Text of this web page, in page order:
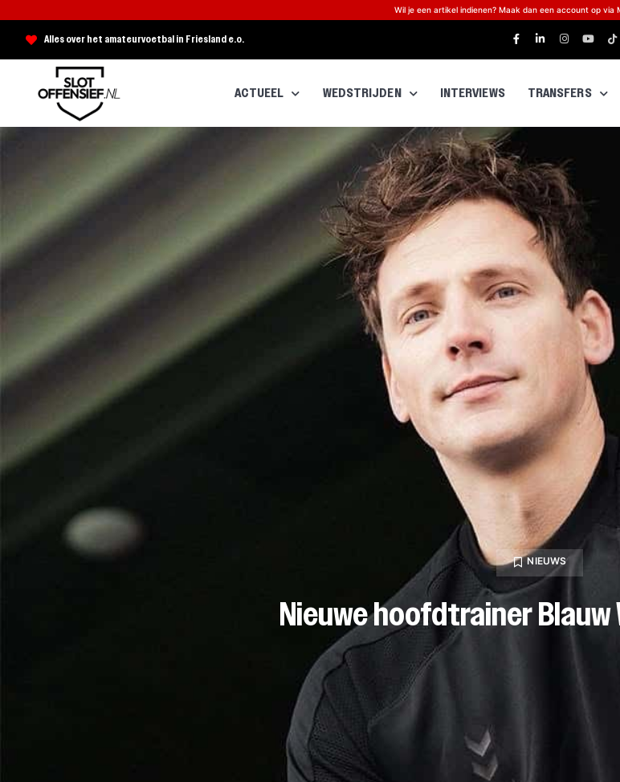
Wil je een artikel indienen? Maak dan een account op via
Alles over het amateurvoetbal in Friesland e.o.
ACTUEEL WEDSTRIJDEN INTERVIEWS TRANSFERS
NIEUWS
Nieuwe hoofdtrainer Blauw